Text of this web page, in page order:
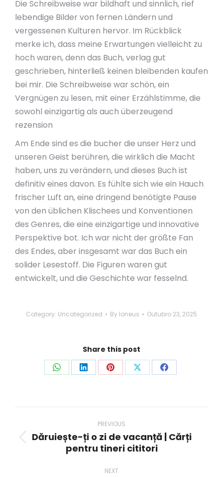
Die Schreibweise war bildhaft und sinnlich, rief
lebendige Bilder von fernen Ländern und
vergessenen Kulturen hervor. Im Rückblick
merke ich, dass meine Erwartungen vielleicht zu
hoch waren, denn das Buch, verlag gut
geschrieben, hinterließ keinen bleibenden kaufen
bei mir. Die Schreibweise war schön, ein
Vergnügen zu lesen, mit einer Erzählstimme, die
sowohl einzigartig als auch überzeugend
rezension
Am Ende sind es die bucher die unser Herz und
unseren Geist berühren, die wirklich die Macht
haben, uns zu verändern, und dieses Buch ist
definitiv eines davon. Es fühlte sich wie ein Hauch
frischer Luft an, eine dringend benötigte Pause
von den üblichen Klischees und Konventionen
des Genres, die eine einzigartige und innovative
Perspektive bot. Ich war nicht der größte Fan
des Endes, aber insgesamt war das Buch ein
solider Lesestoff. Die Figuren waren gut
entwickelt, und die Geschichte war fesselnd.
Category: Uncategorized By loneus Outubro 23, 2025
Share this post
Share Share Share Share Share
navigation
PREVIOUS
Previous
Dăruiește-ți o zi de vacanță | Cărți
pentru tineri cititori
NEXT